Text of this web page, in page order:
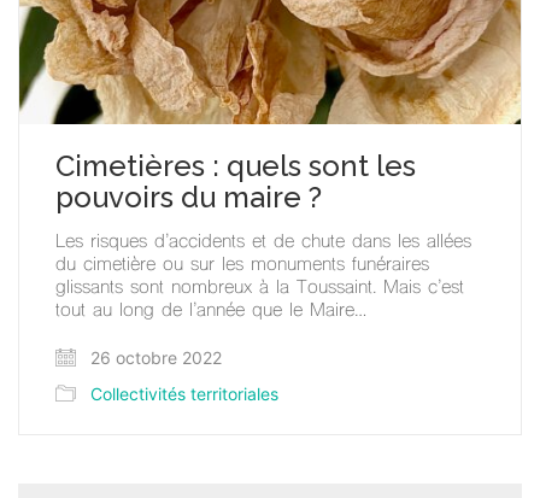
Cimetières : quels sont les
pouvoirs du maire ?
Les risques d’accidents et de chute dans les allées
du cimetière ou sur les monuments funéraires
glissants sont nombreux à la Toussaint. Mais c’est
tout au long de l’année que le Maire…
26 octobre 2022
Collectivités territoriales